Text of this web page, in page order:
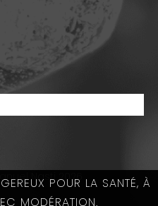
POUR LA SANTÉ, À
MODÉRATION.
Nasti 2026